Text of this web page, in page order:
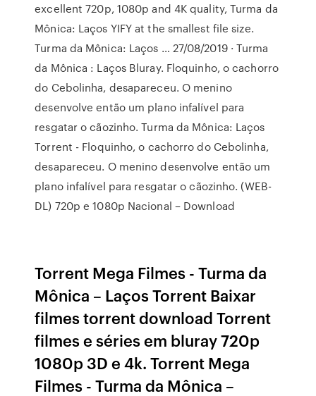
excellent 720p, 1080p and 4K quality, Turma da
Mônica: Laços YIFY at the smallest file size.
Turma da Mônica: Laços … 27/08/2019 · Turma
da Mônica : Laços Bluray. Floquinho, o cachorro
do Cebolinha, desapareceu. O menino
desenvolve então um plano infalível para
resgatar o cãozinho. Turma da Mônica: Laços
Torrent - Floquinho, o cachorro do Cebolinha,
desapareceu. O menino desenvolve então um
plano infalível para resgatar o cãozinho. (WEB-
DL) 720p e 1080p Nacional – Download
Torrent Mega Filmes - Turma da
Mônica – Laços Torrent Baixar
filmes torrent download Torrent
filmes e séries em bluray 720p
1080p 3D e 4k. Torrent Mega
Filmes - Turma da Mônica –